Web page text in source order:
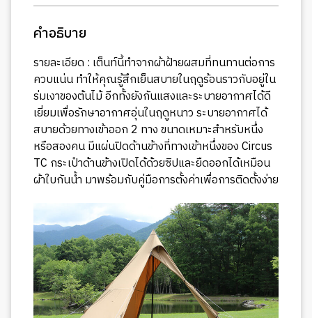
คำอธิบาย
รายละเอียด : เต็นท์นี้ทำจากผ้าฝ้ายผสมที่ทนทานต่อการ
ควบแน่น ทำให้คุณรู้สึกเย็นสบายในฤดูร้อนราวกับอยู่ใน
ร่มเงาของต้นไม้ อีกทั้งยังกันแสงและระบายอากาศได้ดี
เยี่ยมเพื่อรักษาอากาศอุ่นในฤดูหนาว ระบายอากาศได้
สบายด้วยทางเข้าออก 2 ทาง ขนาดเหมาะสำหรับหนึ่ง
หรือสองคน มีแผ่นปิดด้านข้างที่ทางเข้าหนึ่งของ Circus
TC กระเป๋าด้านข้างเปิดได้ด้วยซิปและยืดออกได้เหมือน
ผ้าใบกันน้ำ มาพร้อมกับคู่มือการตั้งค่าเพื่อการติดตั้งง่าย